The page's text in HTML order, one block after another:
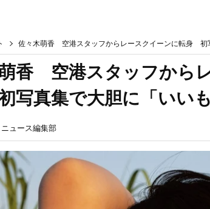
佐々木萌香 空港スタッフからレースクイーンに転身 初
香 空港スタッフから
真集で大胆に「いいも
ュース編集部